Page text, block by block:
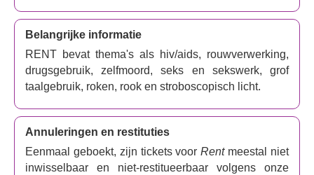
tijden, bekend om het nieuw leven inblazen van de liefde
voor musicaltheater onder jongeren en om de
baanbrekende weergave van mensen met hiv/aids.
Met vier Tony Awards, zes Drama Desk Awards en een
Pulitzerprijs voor drama op zak, speeldeRenttwaalf jaar
lang op Broadway en beleefde in 1998 zijn West End-
première. Deze nieuwe productie wordt geregisseerd
door WhatsOnStage- en Olivier Award-winnaar
Sheppard, die eerder een heropvoering van Rent
regisseerde in het Hope Mill Theatre in 2020 en 2021,
Belangrijke informatie
RENT bevat thema's als hiv/aids, rouwverwerking,
drugsgebruik, zelfmoord, seks en sekswerk, grof
taalgebruik, roken, rook en stroboscopisch licht.
Annuleringen en restituties
Eenmaal geboekt, zijn tickets voorRentmeestal niet
inwisselbaar en niet-restitueerbaar volgens onze